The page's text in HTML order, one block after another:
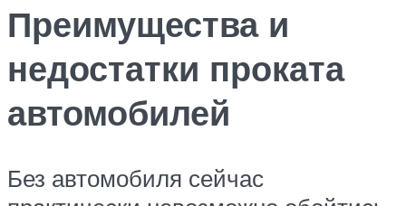
Преимущества и
недостатки проката
автомобилей
Без автомобиля сейчас